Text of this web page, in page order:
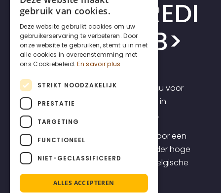
Incrediweb is een webdesign bureau voor
zelfstandigen en kmo's. Wij geloven in
transparantie en voorspelbaarheid.
Daarom bieden we websites aan voor een
transparante all-inclusive prijs, zonder hoge
opstartkosten, inclusief topklasse Belgische
support.
DUTCH
ENGLISH
gebruik van cookies.
Deze website gebruikt cookies om uw
gebruikerservaring te verbeteren. Door
onze website te gebruiken, stemt u in met
alle cookies in overeenstemming met
ons Cookiebeleid. En savoir plus
STRIKT NOODZAKELIJK
PRESTATIE
TARGETING
FUNCTIONEEL
NIET-GECLASSIFICEERD
ALLES ACCEPTEREN